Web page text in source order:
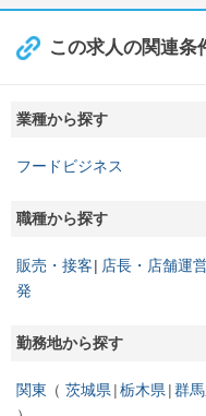
この求人の関連条
業種から探す
フードビジネス
職種から探す
販売・接客 店長・店舗運
発
勤務地から探す
関東 茨城県 栃木県 群